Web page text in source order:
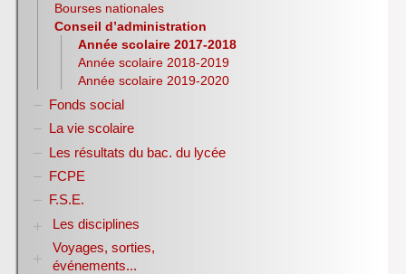
Bourses nationales
Conseil d’administration
Année scolaire 2017-2018
Année scolaire 2018-2019
Année scolaire 2019-2020
Fonds social
La vie scolaire
Les résultats du bac. du lycée
FCPE
F.S.E.
Les disciplines
Allemand
Anglais
Voyages, sorties,
événements...